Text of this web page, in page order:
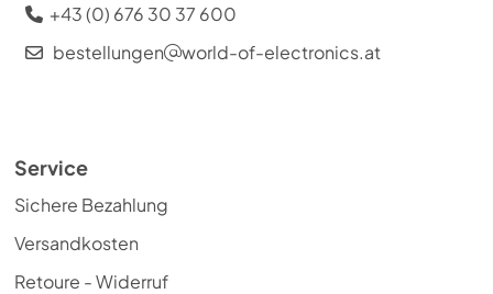
+43 (0) 676 30 37 600
bestellungen
world-of-electronics.at
Service
Sichere Bezahlung
Versandkosten
Retoure - Widerruf